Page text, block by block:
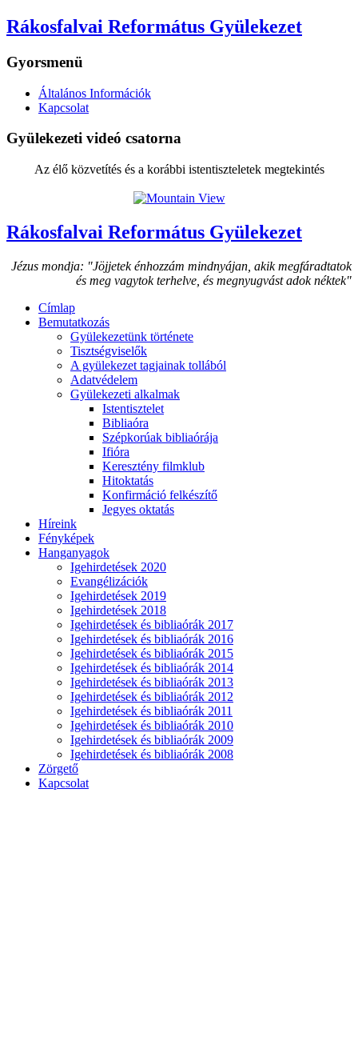
Rákosfalvai Református Gyülekezet
Gyorsmenü
Általános Információk
Kapcsolat
Gyülekezeti videó csatorna
Az élő közvetítés és a korábbi istentiszteletek megtekintés
Rákosfalvai Református Gyülekezet
Jézus mondja: "Jöjjetek énhozzám mindnyájan, akik megfáradtatok
és meg vagytok terhelve, és megnyugvást adok néktek"
Címlap
Bemutatkozás
Gyülekezetünk története
Tisztségviselők
A gyülekezet tagjainak tollából
Adatvédelem
Gyülekezeti alkalmak
Istentisztelet
Bibliaóra
Szépkorúak bibliaórája
Ifióra
Keresztény filmklub
Hitoktatás
Konfirmáció felkészítő
Jegyes oktatás
Híreink
Fényképek
Hanganyagok
Igehirdetések 2020
Evangélizációk
Igehirdetések 2019
Igehirdetések 2018
Igehirdetések és bibliaórák 2017
Igehirdetések és bibliaórák 2016
Igehirdetések és bibliaórák 2015
Igehirdetések és bibliaórák 2014
Igehirdetések és bibliaórák 2013
Igehirdetések és bibliaórák 2012
Igehirdetések és bibliaórák 2011
Igehirdetések és bibliaórák 2010
Igehirdetések és bibliaórák 2009
Igehirdetések és bibliaórák 2008
Zörgető
Kapcsolat